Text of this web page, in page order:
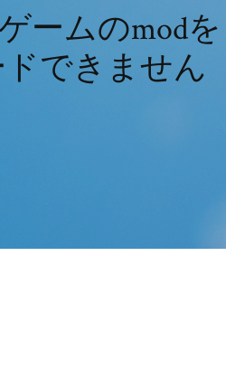
ームのmodを
できません